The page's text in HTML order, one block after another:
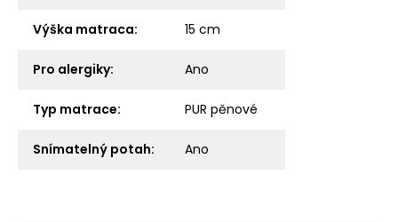
Výška matraca: 15 cm
Pro alergiky: Ano
Typ matrace: PUR pěnové
Snímatelný potah: Ano